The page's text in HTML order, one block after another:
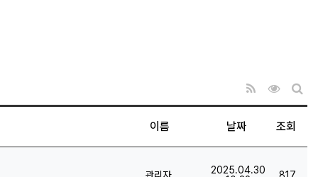
RSS
조회순
게시
이름 날짜 조회
등록자
관리자 등록일
2025.04.30
조회
817